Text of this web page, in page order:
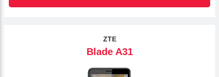
ZTE
Blade A31